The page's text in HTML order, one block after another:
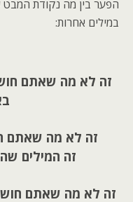
הפער בין מה נקודת
במילים אחרות:
זה לא מה שאתם
זה לא מה שאתם
זה המילים
זה לא מה שאתם